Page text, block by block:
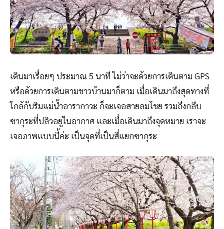
เดินมาเรื่อยๆ ประมาณ 5 นาที ไม่ว่าจะด้วยการเดินตาม GPS
หรือด้วยการเดินตามชาวบ้านมาก็ตาม เมื่อเดินมาถึงสุดทางที่
ใกล้กับริมแม่น้ำอารากาวะ ก็จะเจอสายลมโชย รวมถึงกลีบ
ซากุระที่ปลิวอยู่ในอากาศ และเมื่อเดินมาถึงจุดหมาย เราจะ
เจอภาพแบบนี้ค่ะ เป็นจุดที่เป็นสี่แยกซากุระ